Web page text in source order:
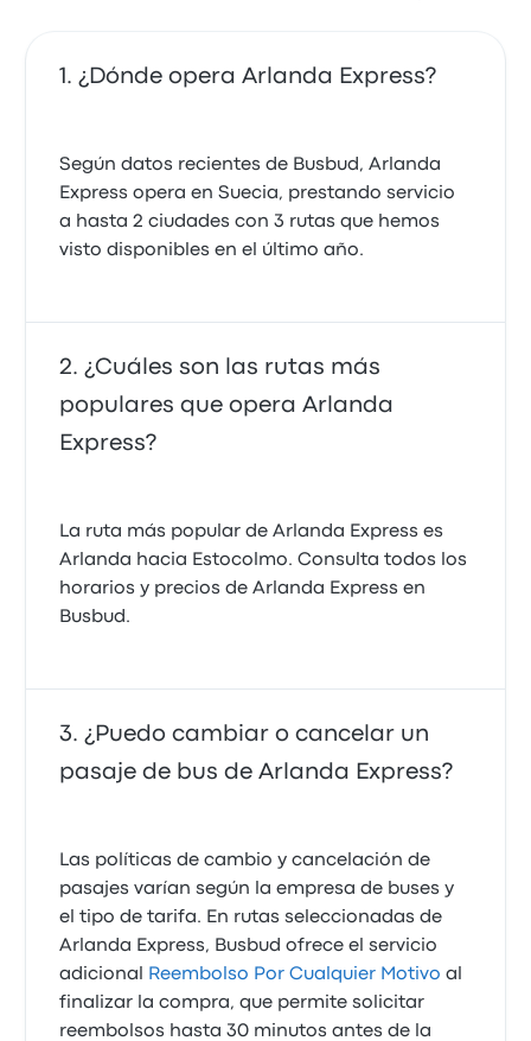
¿Dónde opera Arlanda Express?
Según datos recientes de Busbud, Arlanda
Express opera en Suecia, prestando servicio
a hasta 2 ciudades con 3 rutas que hemos
visto disponibles en el último año.
¿Cuáles son las rutas más
populares que opera Arlanda
Express?
La ruta más popular de Arlanda Express es
Arlanda hacia Estocolmo. Consulta todos los
horarios y precios de Arlanda Express en
Busbud.
¿Puedo cambiar o cancelar un
pasaje de bus de Arlanda Express?
Las políticas de cambio y cancelación de
pasajes varían según la empresa de buses y
el tipo de tarifa. En rutas seleccionadas de
Arlanda Express, Busbud ofrece el servicio
adicional
Reembolso Por Cualquier Motivo al
finalizar la compra, que permite solicitar
reembolsos hasta 30 minutos antes de la